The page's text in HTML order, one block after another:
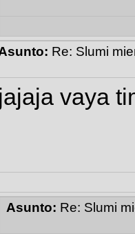
Re: Slumi
jajaja vaya
Asunto: Re: Slumi